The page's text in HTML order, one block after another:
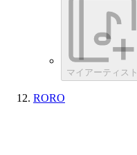
マイアーティスト
RORO